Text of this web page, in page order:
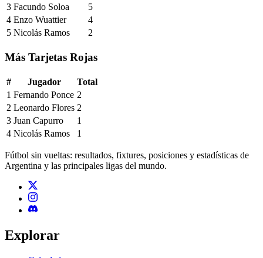
3 Facundo Soloa
5
4 Enzo Wuattier
4
5 Nicolás Ramos 2
Más Tarjetas Rojas
# Jugador
Total
1 Fernando Ponce 2
2 Leonardo Flores 2
3 Juan Capurro
1
4 Nicolás Ramos 1
Fútbol sin vueltas: resultados, fixtures, posiciones y estadísticas de
Argentina y las principales ligas del mundo.
Explorar